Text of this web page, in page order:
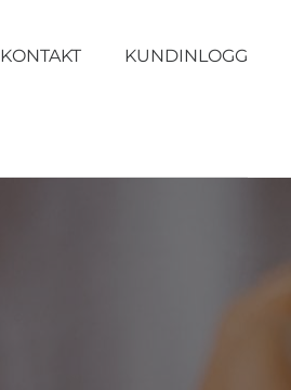
KONTAKT KUNDINLOGG